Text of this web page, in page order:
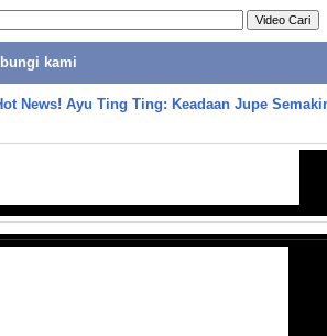
kami
News! Ayu Ting Ting: Keadaan Jupe